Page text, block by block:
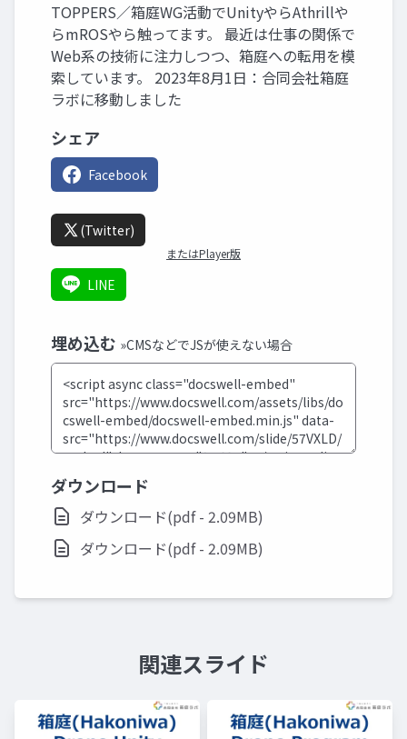
TOPPERS／箱庭WG活動でUnityやらAthrillや
らmROSやら触ってます。 最近は仕事の関係で
Web系の技術に注力しつつ、箱庭への転用を模
索しています。 2023年8月1日：合同会社箱庭
ラボに移動しました
シェア
Facebook
(Twitter)
またはPlayer版
LINE
埋め込む »CMSなどでJSが使えない場合
ダウンロード
ダウンロード(pdf - 2.09MB)
ダウンロード(pdf - 2.09MB)
関連スライド